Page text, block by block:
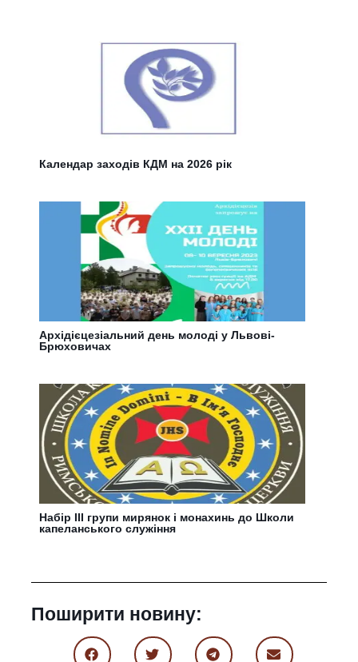
Календар заходів КДМ на 2026 рік
Архідієцезіальний день молоді у Львові-
Брюховичах
Набір ІІІ групи мирянок і монахинь до Школи
капеланського служіння
Поширити новину: